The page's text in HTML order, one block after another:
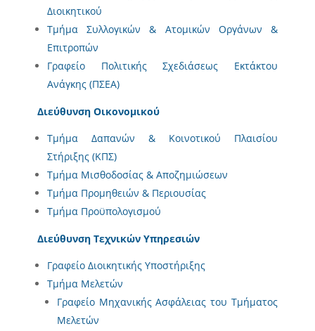
Διοικητικού
Τμήμα Συλλογικών & Ατομικών Οργάνων &
Επιτροπών
Γραφείο Πολιτικής Σχεδιάσεως Εκτάκτου
Ανάγκης (ΠΣΕΑ)
Διεύθυνση Οικονομικού
Τμήμα Δαπανών & Κοινοτικού Πλαισίου
Στήριξης (ΚΠΣ)
Τμήμα Μισθοδοσίας & Αποζημιώσεων
Τμήμα Προμηθειών & Περιουσίας
Τμήμα Προϋπολογισμού
Διεύθυνση Τεχνικών Υπηρεσιών
Γραφείο Διοικητικής Υποστήριξης
Τμήμα Μελετών
Γραφείο Μηχανικής Ασφάλειας του Τμήματος
Μελετών